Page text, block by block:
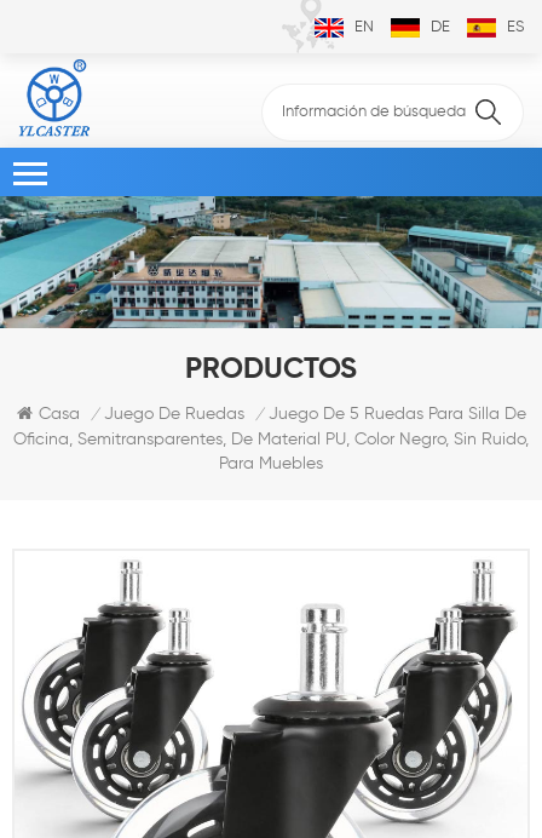
EN DE ES
PRODUCTOS
Casa / Juego De Ruedas / Juego De 5 Ruedas Para Silla De
Oficina, Semitransparentes, De Material PU, Color Negro, Sin Ruido,
Para Muebles